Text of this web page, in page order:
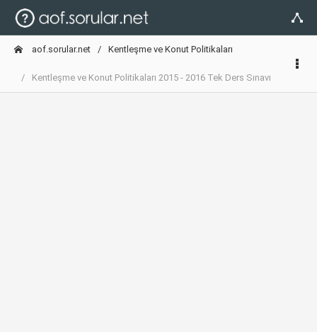
aof.sorular.net Kentleşme ve Konut Politikaları
Kentleşme ve Konut Politikaları 2015 - 2016 Tek Ders Sınavı